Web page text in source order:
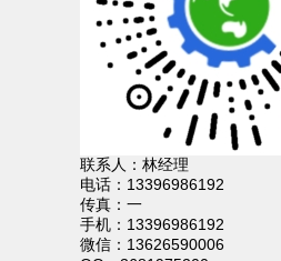
联系人： 林经理
电话： 13396986192
传真： 一
手机： 13396986192
微信： 13626590006